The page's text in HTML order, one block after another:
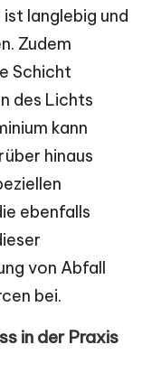
langlebig und
Zudem
Schicht
des Lichts
kann
hinaus
ebenfalls
von Abfall
bei.
in der Praxis